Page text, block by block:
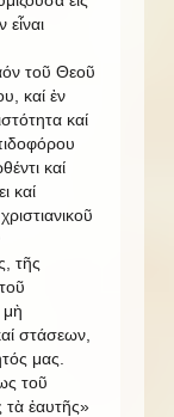
τοῦ Θεοῦ
καί ἐν
καί
καί
καί
τῆς
μὴ
στάσεων,
μας.
τοῦ
τὰ ἑαυτῆς»